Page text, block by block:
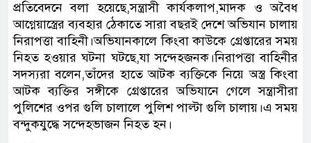
প্রতিবেদনে বলা হয়েছে,সন্ত্রাসী কার্যকলাপ,মাদক ও অবৈধ
আগ্নেয়াস্ত্রের ব্যবহার ঠেকাতে সারা বছরই দেশে অভিযান চালায়
নিরাপত্তা বাহিনী।অভিযানকালে কিংবা কাউকে গ্রেপ্তারের সময়
নিহত হওয়ার ঘটনা ঘটছে,যা সন্দেহজনক।নিরাপত্তা বাহিনীর
সদস্যরা বলেন,তাঁদের হাতে আটক ব্যক্তিকে নিয়ে অস্ত্র কিংবা
আটক ব্যক্তির সঙ্গীকে গ্রেপ্তারের অভিযানে গেলে সন্ত্রাসীরা
পুলিশের ওপর গুলি চালালে পুলিশ পাল্টা গুলি চালায়।এ সময়
বন্দুকযুদ্ধে সন্দেহভাজন নিহত হন।